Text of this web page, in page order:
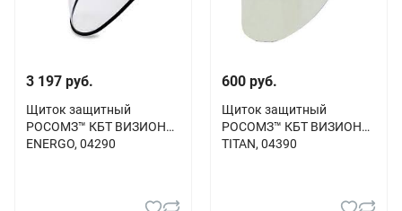
3 197 руб.
Щиток защитный
РОСОМЗ™ КБТ ВИЗИОН
ENERGO, 04290
600 руб.
Щиток защитный
РОСОМЗ™ КБТ ВИЗИОН
TITAN, 04390